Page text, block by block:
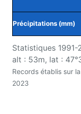
Statistiques
alt : 53m, lat :
Records établis sur
2023
Précipitations (mm)